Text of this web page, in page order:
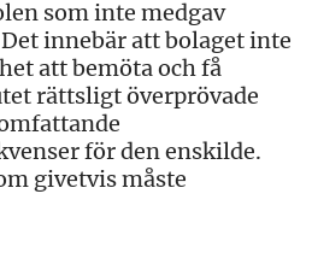
som inte medgav
innebär att bolaget inte
att bemöta och få
rättsligt överprövade
för den enskilde.
givetvis måste